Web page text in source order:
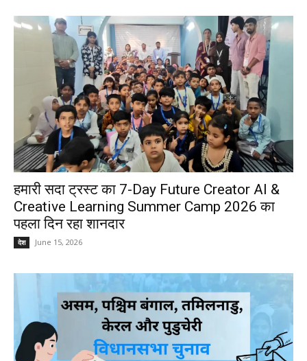
हमारी सदा ट्रस्ट का 7-Day Future Creator AI &
Creative Learning Summer Camp 2026 का
पहला दिन रहा शानदार
देश June 15, 2026